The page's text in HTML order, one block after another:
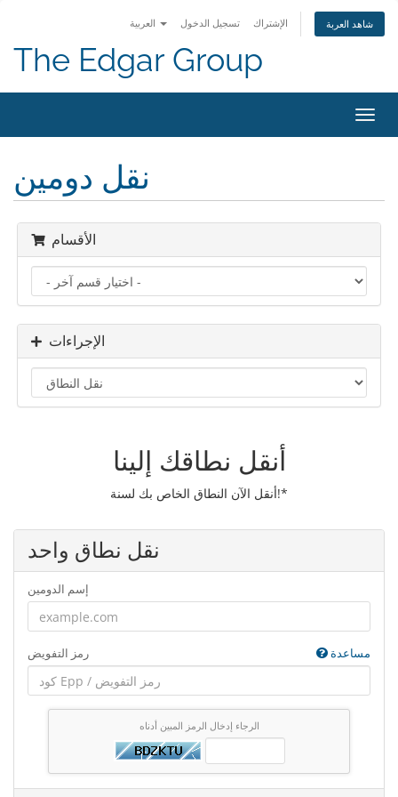
تسجيل الدخول الإشتراك شاهد العربة
The Edgar Group
نقل دومين
الأقسام
الإجراءات
أنقل نطاقك إلينا
أنقل الآن النطاق الخاص بك لسنة!*
نقل نطاق واحد
إسم الدومين
رمز التفويض مساعدة
الرجاء إدخال الرمز المبين أدناه